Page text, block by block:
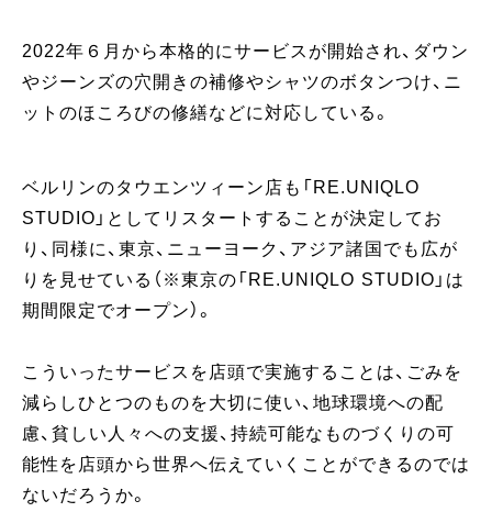
2022年６月から本格的にサービスが開始され、ダウン
やジーンズの穴開きの補修やシャツのボタンつけ、ニ
ットのほころびの修繕などに対応している。
ベルリンのタウエンツィーン店も「RE.UNIQLO
STUDIO」としてリスタートすることが決定してお
り、同様に、東京、ニューヨーク、アジア諸国でも広が
りを見せている（※東京の「RE.UNIQLO STUDIO」は
期間限定でオープン）。
こういったサービスを店頭で実施することは、ごみを
減らしひとつのものを大切に使い、地球環境への配
慮、貧しい人々への支援、持続可能なものづくりの可
能性を店頭から世界へ伝えていくことができるのでは
ないだろうか。